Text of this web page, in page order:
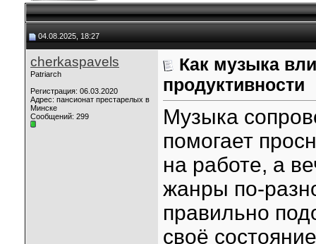
04.08.2025, 18:27
cherkaspavels
Patriarch
Регистрация: 06.03.2020
Адрес: пансионат престарелых в
Минске
Сообщений: 299
Как музыка
продуктивности
Музыка
помогает
на работе, а
жанры по-
правильно
своё